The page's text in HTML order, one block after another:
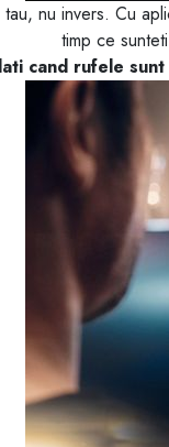
nu invers. Cu
timp ce
cand rufele